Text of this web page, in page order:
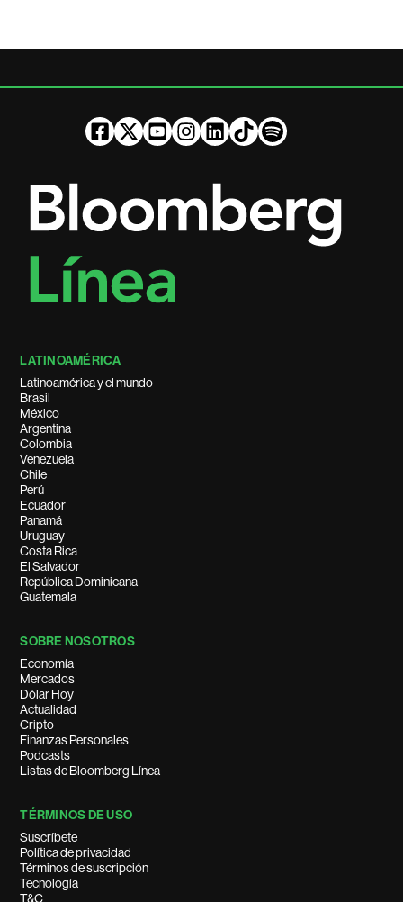
LATINOAMÉRICA
Latinoamérica y el mundo
Brasil
México
Argentina
Colombia
Venezuela
Chile
Perú
Ecuador
Panamá
Uruguay
Costa Rica
El Salvador
República Dominicana
Guatemala
SOBRE NOSOTROS
Economía
Mercados
Dólar Hoy
Actualidad
Cripto
Finanzas Personales
Podcasts
Listas de Bloomberg Línea
TÉRMINOS DE USO
Suscríbete
Política de privacidad
Términos de suscripción
Tecnología
T&C